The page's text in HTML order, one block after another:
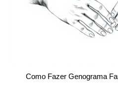
Como Fazer Genograma